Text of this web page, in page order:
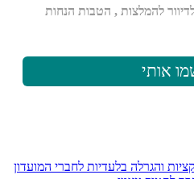
והגרלה בלעדיות לחברי המועדון